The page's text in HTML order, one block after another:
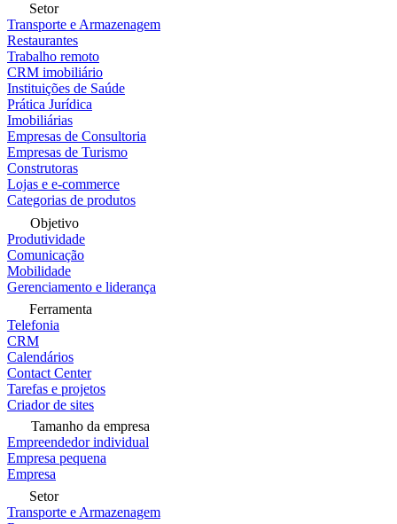
Setor
Transporte e Armazenagem
Restaurantes
Trabalho remoto
CRM imobiliário
Instituições de Saúde
Prática Jurídica
Imobiliárias
Empresas de Consultoria
Empresas de Turismo
Construtoras
Lojas e e-commerce
Categorias de produtos
Objetivo
Produtividade
Comunicação
Mobilidade
Gerenciamento e liderança
Ferramenta
Telefonia
CRM
Calendários
Contact Center
Tarefas e projetos
Criador de sites
Tamanho da empresa
Empreendedor individual
Empresa pequena
Empresa
Setor
Transporte e Armazenagem